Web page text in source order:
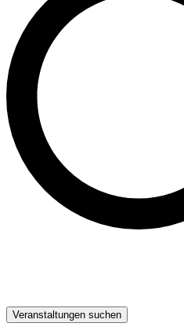
Veranstaltungen suchen